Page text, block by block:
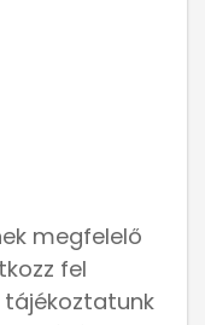
megfelelő
fel